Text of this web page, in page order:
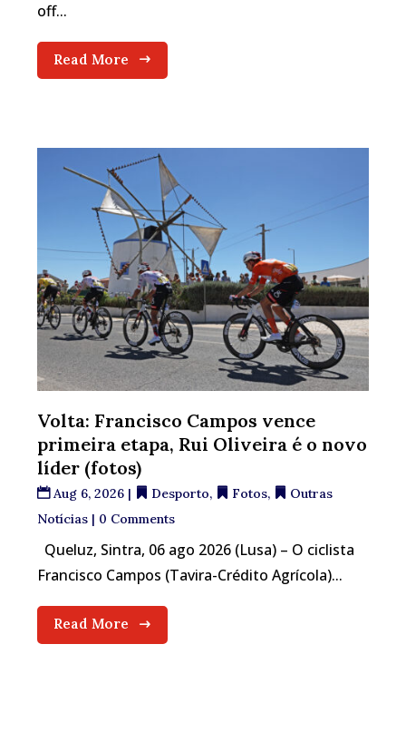
off...
Read More
Volta: Francisco Campos vence
primeira etapa, Rui Oliveira é o novo
líder (fotos)
Aug 6, 2026 | Desporto, Fotos,
Outras
Notícias | 0 Comments
Queluz, Sintra, 06 ago 2026 (Lusa) – O ciclista
Francisco Campos (Tavira-Crédito Agrícola)...
Read More